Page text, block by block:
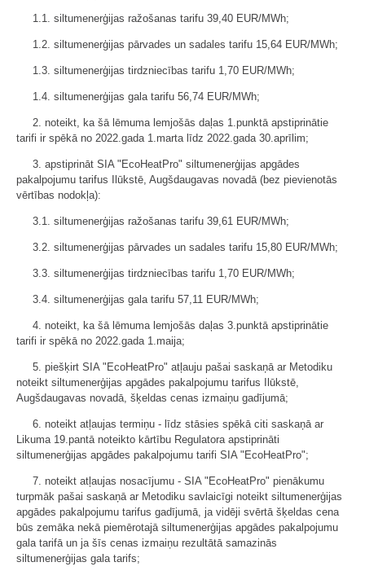
1.1. siltumenerģijas ražošanas tarifu 39,40 EUR/MWh;
1.2. siltumenerģijas pārvades un sadales tarifu 15,64 EUR/MWh;
1.3. siltumenerģijas tirdzniecības tarifu 1,70 EUR/MWh;
1.4. siltumenerģijas gala tarifu 56,74 EUR/MWh;
2. noteikt, ka šā lēmuma lemjošās daļas 1.punktā apstiprinātie
tarifi ir spēkā no 2022.gada 1.marta līdz 2022.gada 30.aprīlim;
3. apstiprināt SIA "EcoHeatPro" siltumenerģijas apgādes
pakalpojumu tarifus Ilūkstē, Augšdaugavas novadā (bez pievienotās
vērtības nodokļa):
3.1. siltumenerģijas ražošanas tarifu 39,61 EUR/MWh;
3.2. siltumenerģijas pārvades un sadales tarifu 15,80 EUR/MWh;
3.3. siltumenerģijas tirdzniecības tarifu 1,70 EUR/MWh;
3.4. siltumenerģijas gala tarifu 57,11 EUR/MWh;
4. noteikt, ka šā lēmuma lemjošās daļas 3.punktā apstiprinātie
tarifi ir spēkā no 2022.gada 1.maija;
5. piešķirt SIA "EcoHeatPro" atļauju pašai saskaņā ar Metodiku
noteikt siltumenerģijas apgādes pakalpojumu tarifus Ilūkstē,
Augšdaugavas novadā, šķeldas cenas izmaiņu gadījumā;
6. noteikt atļaujas termiņu - līdz stāsies spēkā citi saskaņā ar
Likuma 19.pantā noteikto kārtību Regulatora apstiprināti
siltumenerģijas apgādes pakalpojumu tarifi SIA "EcoHeatPro";
7. noteikt atļaujas nosacījumu - SIA "EcoHeatPro" pienākumu
turpmāk pašai saskaņā ar Metodiku savlaicīgi noteikt siltumenerģijas
apgādes pakalpojumu tarifus gadījumā, ja vidēji svērtā šķeldas cena
būs zemāka nekā piemērotajā siltumenerģijas apgādes pakalpojumu
gala tarifā un ja šīs cenas izmaiņu rezultātā samazinās
siltumenerģijas gala tarifs;